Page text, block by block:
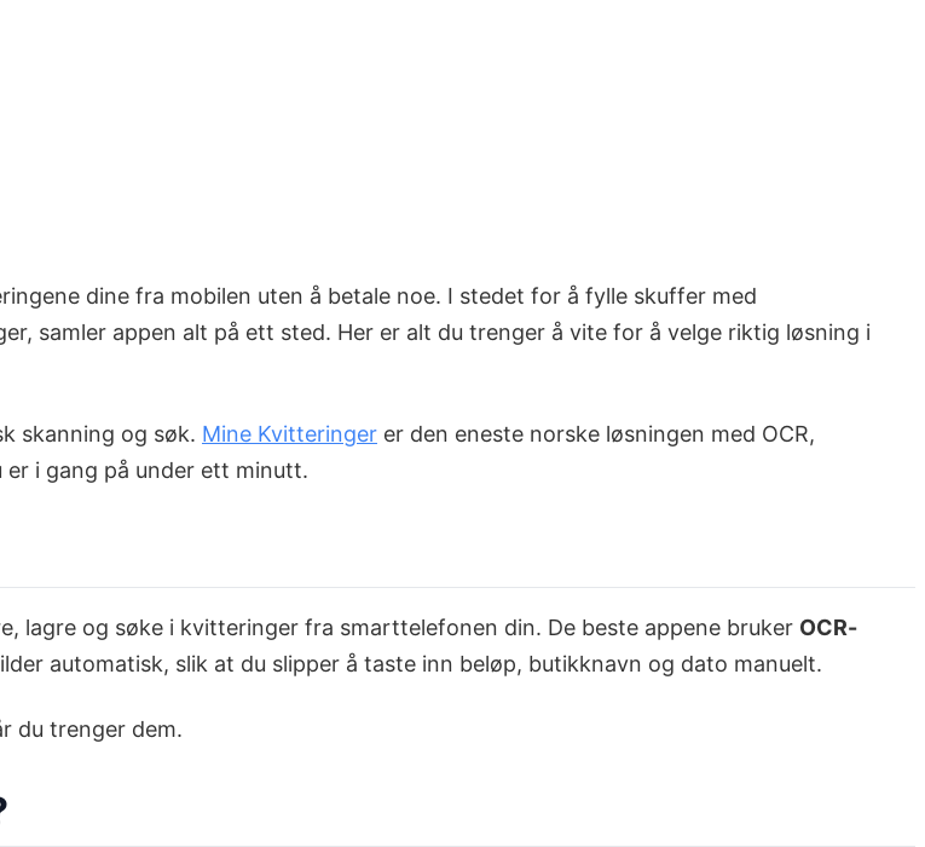
dine fra mobilen uten å betale noe. I stedet for å fylle skuffer med
samler appen alt på ett sted. Her er alt du trenger å vite for å velge riktig løsning i
skanning og søk. Mine Kvitteringer er den eneste norske løsningen med OCR,
i gang på under ett minutt.
og søke i kvitteringer fra smarttelefonen din. De beste appene bruker OCR-
automatisk, slik at du slipper å taste inn beløp, butikknavn og dato manuelt.
du trenger dem.